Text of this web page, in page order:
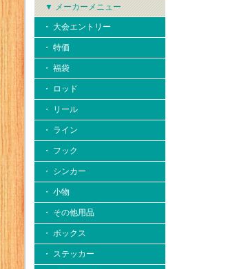
▼ メーカーメニュー
・ 大会エントリー
・ 特価
・ 福袋
・ ロッド
・ リール
・ ライン
・ フック
・ シンカー
・ 小物
・ その他用品
・ ボックス
・ ステッカー